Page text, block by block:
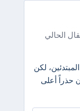
الحالي
لكن
حذراً أعلى